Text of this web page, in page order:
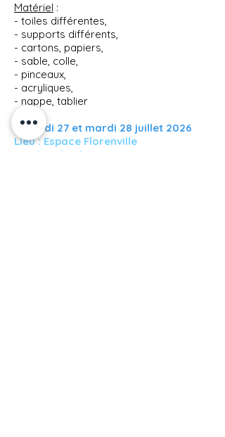
Matériel :
- toiles différentes,
- supports différents,
- cartons, papiers,
- sable, colle,
- pinceaux,
- acryliques,
- nappe, tablier
Le lundi 27 et mardi 28 juillet 2026
Lieu : Espace Florenville
De 9h30 à 16h30